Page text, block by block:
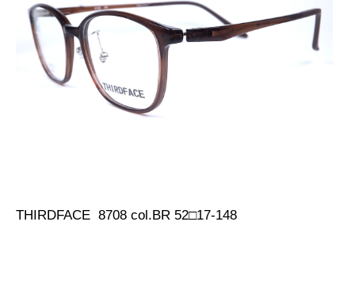
THIRDFACE 8708 col.BR 52□17-148